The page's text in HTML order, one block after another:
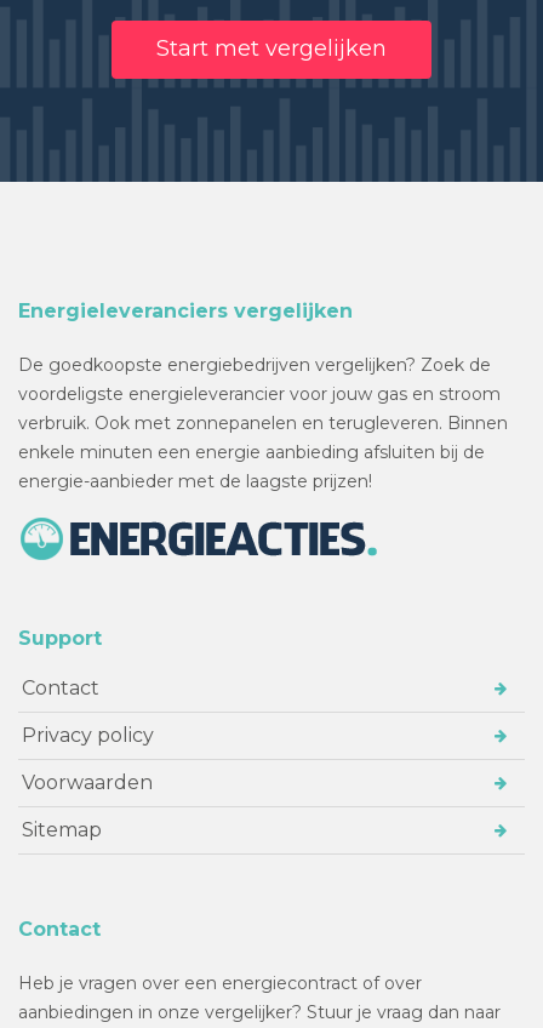
Start met vergelijken
Energieleveranciers vergelijken
De goedkoopste energiebedrijven vergelijken? Zoek de
voordeligste energieleverancier voor jouw gas en stroom
verbruik. Ook met zonnepanelen en terugleveren. Binnen
enkele minuten een energie aanbieding afsluiten bij de
energie-aanbieder met de laagste prijzen!
Support
Contact
Privacy policy
Voorwaarden
Sitemap
Contact
Heb je vragen over een energiecontract of over
aanbiedingen in onze vergelijker? Stuur je vraag dan naar